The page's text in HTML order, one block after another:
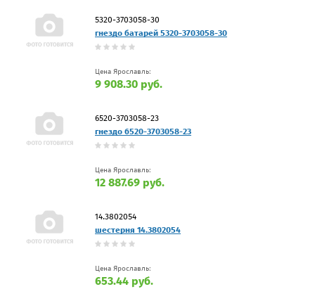
5320-3703058-30
гнездо батарей 5320-3703058-30
Цена Ярославль:
9 908.30 руб.
6520-3703058-23
гнездо 6520-3703058-23
Цена Ярославль:
12 887.69 руб.
14.3802054
шестерня 14.3802054
Цена Ярославль:
653.44 руб.